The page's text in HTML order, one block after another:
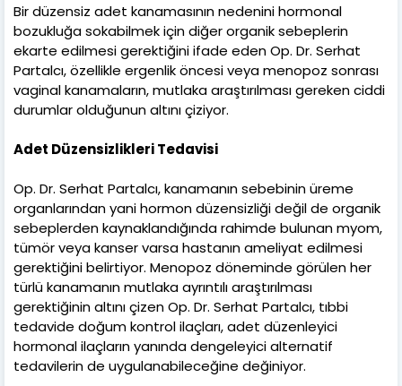
Bir düzensiz adet kanamasının nedenini hormonal
bozukluğa sokabilmek için diğer organik sebeplerin
ekarte edilmesi gerektiğini ifade eden Op. Dr. Serhat
Partalcı, özellikle ergenlik öncesi veya menopoz sonrası
vaginal kanamaların, mutlaka araştırılması gereken ciddi
durumlar olduğunun altını çiziyor.
Adet Düzensizlikleri Tedavisi
Op. Dr. Serhat Partalcı, kanamanın sebebinin üreme
organlarından yani hormon düzensizliği değil de organik
sebeplerden kaynaklandığında rahimde bulunan myom,
tümör veya kanser varsa hastanın ameliyat edilmesi
gerektiğini belirtiyor. Menopoz döneminde görülen her
türlü kanamanın mutlaka ayrıntılı araştırılması
gerektiğinin altını çizen Op. Dr. Serhat Partalcı, tıbbi
tedavide doğum kontrol ilaçları, adet düzenleyici
hormonal ilaçların yanında dengeleyici alternatif
tedavilerin de uygulanabileceğine değiniyor.